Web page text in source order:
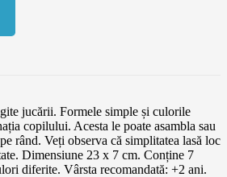
jucării. Formele simple și culorile
copilului. Acesta le poate asambla sau
rând. Veți observa că simplitatea lasă loc
Dimensiune 23 x 7 cm. Conține 7
diferite. Vârsta recomandată: +2 ani.